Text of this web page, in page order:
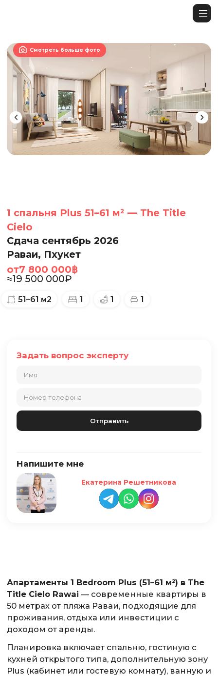
 Смотреть больше фото
1 спальня Plus 51–61 м² — The Title
Cielo
Сдача сентябрь 2026
Раваи, Пхукет
от7 800 000฿
≈19 500 000₽
51–61 м2 1 1 1
Задать вопрос эксперту
Напишите мне
Екатерина Решетникова
Апартаменты 1 Bedroom Plus (51–61 м²) в The
Title Cielo Rawai — современные квартиры в
50 метрах от пляжа Раваи, подходящие для
проживания, отдыха или инвестиции с
доходом от аренды.
Планировка включает спальню, гостиную с
кухней открытого типа, дополнительную зону
Plus (кабинет или гостевую комнату), ванную и